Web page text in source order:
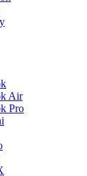
Air
Pro